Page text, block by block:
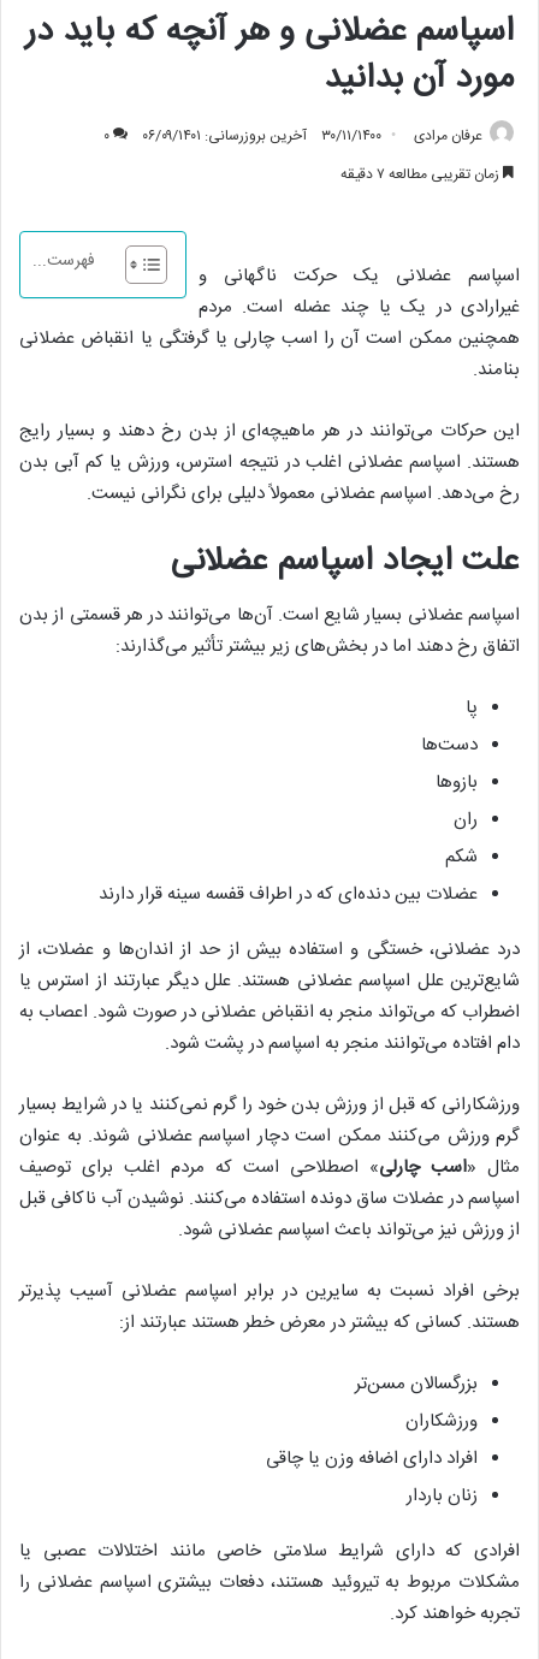
اسپاسم عضلانی و هر آنچه که باید در
مورد آن بدانید
عرفان مرادی ۳۰/۱۱/۱۴۰۰ آخرین بروزرسانی: ۰۶/۰۹/۱۴۰۱
۰
زمان تقریبی مطالعه ۷ دقیقه
فهرست...
اسپاسم عضلانی یک حرکت ناگهانی و
غیرارادی در یک یا چند عضله است. مردم
همچنین ممکن است آن را اسب چارلی یا گرفتگی یا انقباض عضلانی
بنامند.
این حرکات می‌توانند در هر ماهیچه‌ای از بدن رخ دهند و بسیار رایج
هستند. اسپاسم عضلانی اغلب در نتیجه استرس، ورزش یا کم آبی بدن
رخ می‌دهد. اسپاسم عضلانی معمولاً دلیلی برای نگرانی نیست.
علت ایجاد اسپاسم عضلانی
اسپاسم عضلانی بسیار شایع است. آن‌ها می‌توانند در هر قسمتی از بدن
اتفاق رخ دهند اما در بخش‌های زیر بیشتر تأثیر می‌گذارند:
پا
دست‌ها
بازو‌ها
ران
شکم
عضلات بین دنده‌ای که در اطراف قفسه سینه قرار دارند
درد عضلانی، خستگی و استفاده بیش از حد از اندان‌ها و عضلات، از
شایع‌ترین علل اسپاسم عضلانی هستند. علل دیگر عبارتند از استرس یا
اضطراب که می‌تواند منجر به انقباض عضلانی در صورت شود. اعصاب به
دام افتاده می‌توانند منجر به اسپاسم در پشت شود.
ورزشکارانی که قبل از ورزش بدن خود را گرم نمی‌کنند یا در شرایط بسیار
گرم ورزش می‌کنند ممکن است دچار اسپاسم عضلانی شوند. به عنوان
مثال «اسب چارلی» اصطلاحی است که مردم اغلب برای توصیف
اسپاسم در عضلات ساق دونده استفاده می‌کنند. نوشیدن آب ناکافی قبل
از ورزش نیز می‌تواند باعث اسپاسم عضلانی شود.
برخی افراد نسبت به سایرین در برابر اسپاسم عضلانی آسیب پذیرتر
هستند. کسانی که بیشتر در معرض خطر هستند عبارتند از:
بزرگسالان مسن‌تر
ورزشکاران
افراد دارای اضافه وزن یا چاقی
زنان باردار
افرادی که دارای شرایط سلامتی خاصی مانند اختلالات عصبی یا
مشکلات مربوط به تیروئید هستند، دفعات بیشتری اسپاسم عضلانی را
تجربه خواهند کرد.